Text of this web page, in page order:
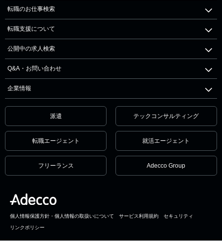
転職のお仕事検索
転職支援について
公開中の求人検索
Q&A・お問い合わせ
企業情報
派遣 テックコンサルティング
転職エージェント 就活エージェント
フリーランス Adecco Group
個人情報保護方針・個人情報の取扱いについて サービス利用規約 セキュリティ
リンクポリシー